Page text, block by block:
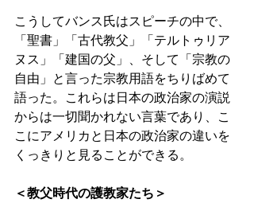
こうしてバンス氏はスピーチの中で、
「聖書」「古代教父」「テルトゥリア
ヌス」「建国の父」、そして「宗教の
自由」と言った宗教用語をちりばめて
語った。これらは日本の政治家の演説
からは一切聞かれない言葉であり、こ
こにアメリカと日本の政治家の違いを
くっきりと見ることができる。
＜教父時代の護教家たち＞